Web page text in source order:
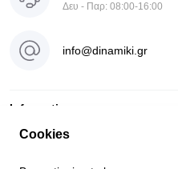
Δευ - Παρ: 08:00-16:00
info@dinamiki.gr
Information
Cookies